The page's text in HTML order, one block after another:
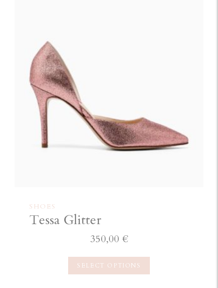
SHOES
Tessa Glitter
350,00 €
SELECT OPTIONS